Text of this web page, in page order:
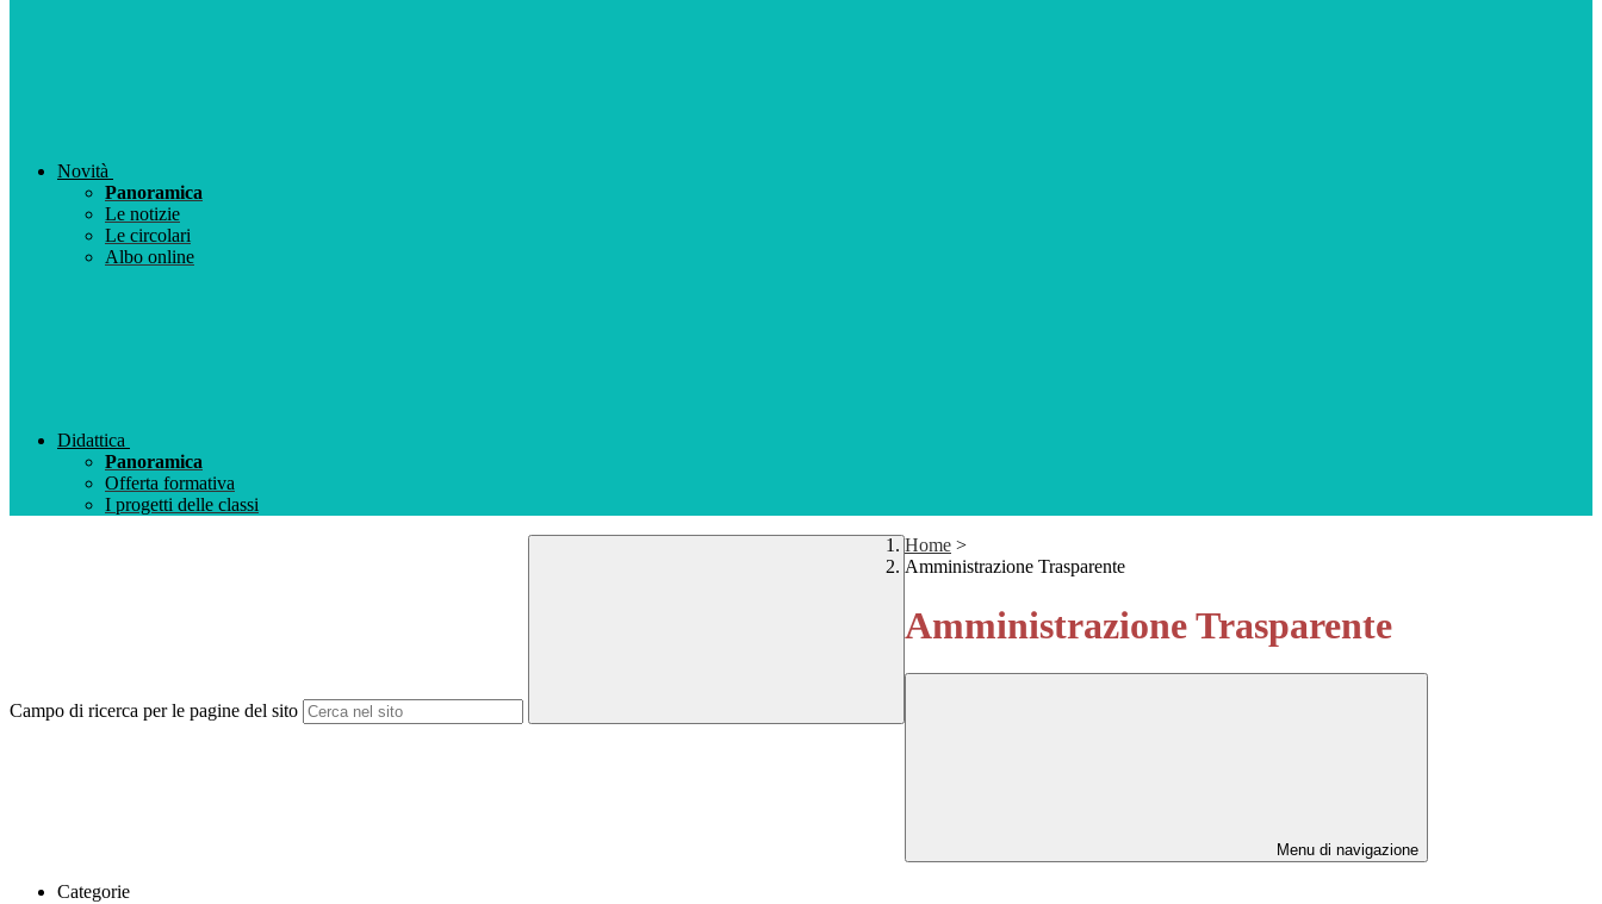
Novità
Panoramica
Le notizie
Le circolari
Albo online
Didattica
Panoramica
Offerta formativa
I progetti delle classi
Campo di ricerca per le pagine del sito
Home >
Amministrazione Trasparente
Amministrazione Trasparente
Menu di navigazione
Categorie